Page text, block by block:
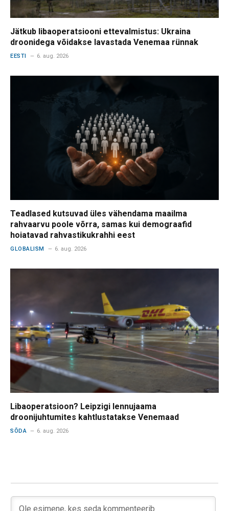
Jätkub libaoperatsiooni ettevalmistus: Ukraina
droonidega võidakse lavastada Venemaa rünnak
EESTI 6. aug. 2026
Teadlased kutsuvad üles vähendama maailma
rahvaarvu poole võrra, samas kui demograafid
hoiatavad rahvastikukrahhi eest
GLOBALISM 6. aug. 2026
Libaoperatsioon? Leipzigi lennujaama
droonijuhtumites kahtlustatakse Venemaad
SÕDA 6. aug. 2026